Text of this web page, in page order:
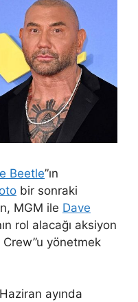
Beetle”ın
bir sonraki
MGM ile Dave
rol alacağı aksiyon
yönetmek
ayında